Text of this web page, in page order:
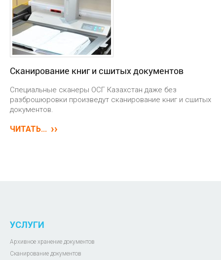
Сканирование книг и сшитых документов
Специальные сканеры ОСГ Казахстан даже без
разброшюровки произведут сканирование книг и сшитых
документов.
ЧИТАТЬ...
УСЛУГИ
Архивное хранение документов
Сканирование документов